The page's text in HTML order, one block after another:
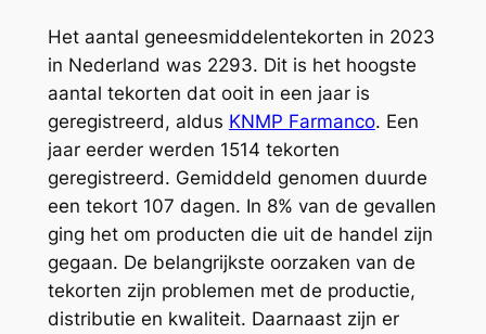
Het aantal geneesmiddelentekorten in 2023
in Nederland was 2293. Dit is het hoogste
aantal tekorten dat ooit in een jaar is
geregistreerd, aldus KNMP Farmanco. Een
jaar eerder werden 1514 tekorten
geregistreerd. Gemiddeld genomen duurde
een tekort 107 dagen. In 8% van de gevallen
ging het om producten die uit de handel zijn
gegaan. De belangrijkste oorzaken van de
tekorten zijn problemen met de productie,
distributie en kwaliteit. Daarnaast zijn er